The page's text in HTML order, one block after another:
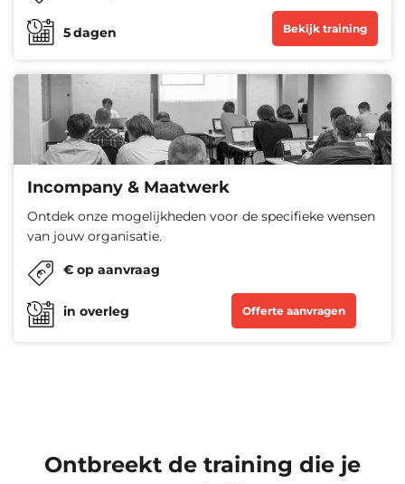
5dagen Bekijk training
Incompany & Maatwerk
Ontdek onze mogelijkheden voor de specifieke wensen
van jouw organisatie.
€ op aanvraag
in overleg Offerte aanvragen
Ontbreekt de training die je